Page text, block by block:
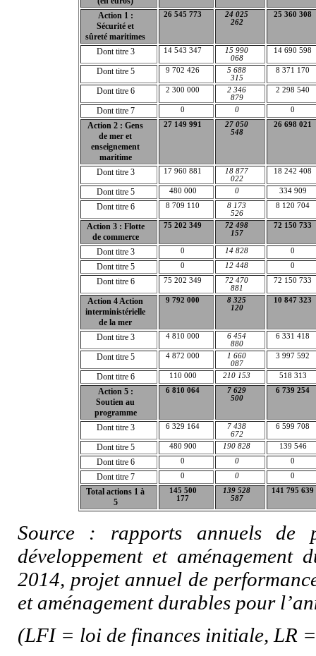
Action 1 :
Sécurité et
sûreté maritimes
26 545 773
24 025
262
25 360 308
Dont titre 3 14 543 347
15 990
068
14 690 598
Dont titre 5 9 702 426
5 688
315
8 371 170
Dont titre 6 2 300 000
2 346
879
2 298 540
Dont titre 7 0 0 0
Action 2 : Gens
de mer et
enseignement
maritime
27 149 991
27 050
548
26 698 021
Dont titre 3 17 960 881
18 877
022
18 242 408
Dont titre 5 480 000 0 334 909
Dont titre 6 8 709 110
8 173
526
8 120 704
Action 3 : Flotte
de commerce
75 202 349
72 498
157
72 150 733
Dont titre 3 0 14 828 0
Dont titre 5 0 12 448 0
Dont titre 6 75 202 349
72 470
881
72 150 733
Action 4 Action
interministérielle
de la mer
9 792 000
8 325
120
10 847 323
Dont titre 3 4 810 000
6 454
880
6 331 418
Dont titre 5 4 872 000
1 660
087
3 997 592
Dont titre 6 110 000 210 153 518 313
Action 5 :
Soutien au
programme
6 810 064
7 629
500
6 739 254
Dont titre 3 6 329 164
7 438
672
6 599 708
Dont titre 5 480 900 190 828 139 546
Dont titre 6 0 0 0
Dont titre 7 0 0 0
Total actions 1 à
5
145 500
177
139 528
587
141 795 639
Source : rapports annuels de
développement et
2014, projet annuel de
et aménagement durables pour
(LFI = loi de finances initiale, LR